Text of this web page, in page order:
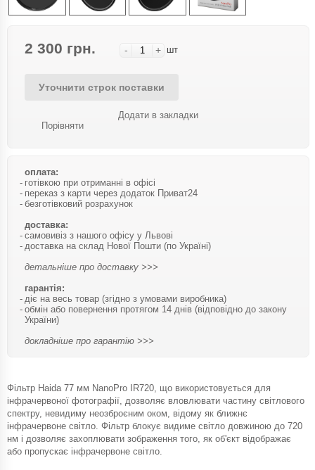
2 300 грн. - + шт
Уточнити строк поставки
Порівняти
Додати в закладки
оплата:
готівкою при отриманні в офісі
переказ з карти через додаток Приват24
безготівковий розрахунок
доставка:
самовивіз з нашого офісу у Львові
доставка на склад Нової Пошти (по Україні)
детальніше про доставку >>>
гарантія:
діє на весь товар (згідно з умовами виробника)
обмін або повернення протягом 14 днів (відповідно до закону
України)
докладніше про гарантію >>>
Фільтр Haida 77 мм NanoPro IR720, що використовується для
інфрачервоної фотографії, дозволяє вловлювати частину світлового
спектру, невидиму неозброєним оком, відому як ближнє
інфрачервоне світло. Фільтр блокує видиме світло довжиною до 720
нм і дозволяє захоплювати зображення того, як об'єкт відображає
або пропускає інфрачервоне світло.